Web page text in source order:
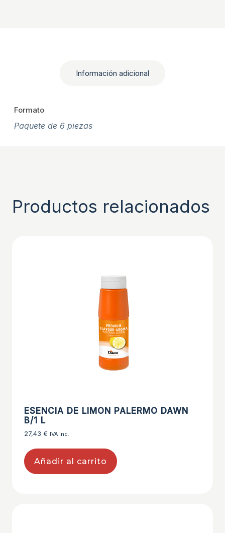
Información adicional
Formato
Paquete de 6 piezas
Productos relacionados
ESENCIA DE LIMON PALERMO DAWN
B/1 L
27,43 € IVA inc.
Añadir al carrito